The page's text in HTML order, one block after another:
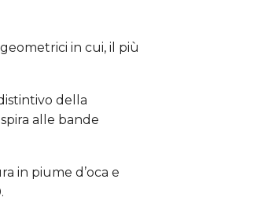
in cui, il più
della
alle bande
in piume d’oca e